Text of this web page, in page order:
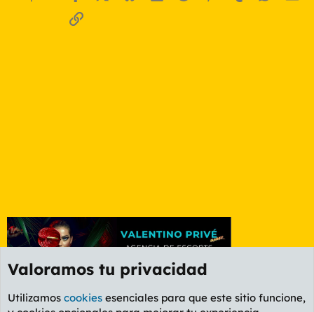
Enlace
Valoramos tu privacidad
Utilizamos cookies esenciales para que este sitio funcione,